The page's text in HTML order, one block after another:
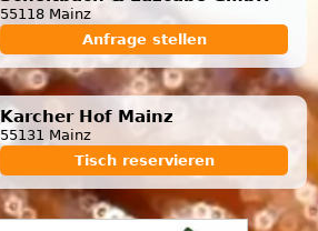
55118 Mainz
Anfrage stellen
Karcher Hof Mainz
55131 Mainz
Tisch reservieren